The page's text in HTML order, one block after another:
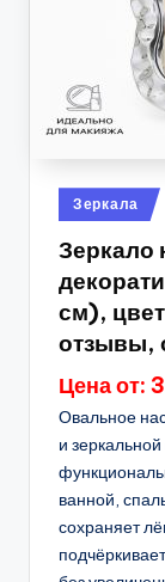
Опубликовано
в
Зеркала
Зеркало
см),
отзывы,
Цена от:
Овальное
и
ванной,
сохраняет